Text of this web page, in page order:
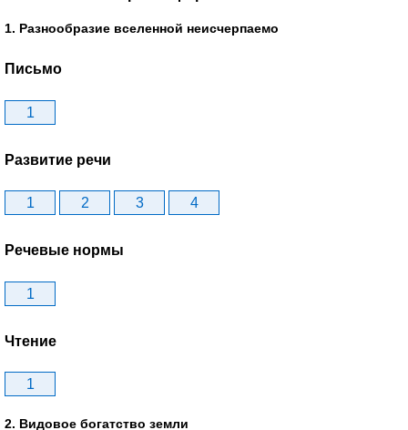
1. Разнообразие вселенной неисчерпаемо
Письмо
1
Развитие речи
1 2 3 4
Речевые нормы
1
Чтение
1
2. Видовое богатство земли